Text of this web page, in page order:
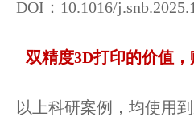
DOI：10.1016/
双精度3D打印的价值
以上科研案例，均使用